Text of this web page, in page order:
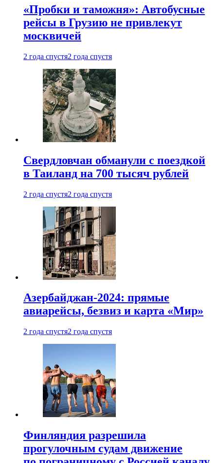
«Пробки и таможня»: Автобусные
рейсы в Грузию не привлекут
москвичей
2 года спустя2 года спустя
Свердловчан обманули с поездкой
в Таиланд на 700 тысяч рублей
2 года спустя2 года спустя
Азербайджан-2024: прямые
авиарейсы, безвиз и карта «Мир»
2 года спустя2 года спустя
Финляндия разрешила
прогулочным судам движение